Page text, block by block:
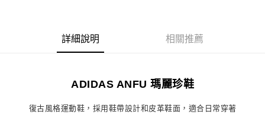
付款後7-11取貨詳細說明 相關推薦
ADIDAS ANFU 瑪麗珍鞋
復古風格運動鞋，採用鞋帶設計和皮革鞋面，適合日常穿著